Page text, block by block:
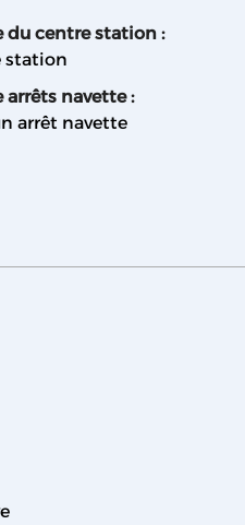
du centre station :
station
arrêts navette :
arrêt navette